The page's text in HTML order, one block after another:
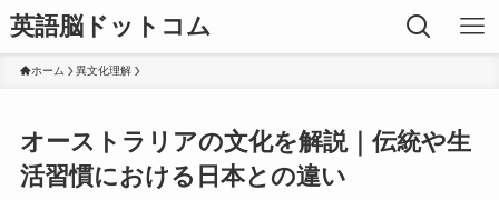
英語脳ドットコム
ホーム 異文化理解
オーストラリアの文化を解説｜伝統や生
活習慣における日本との違い